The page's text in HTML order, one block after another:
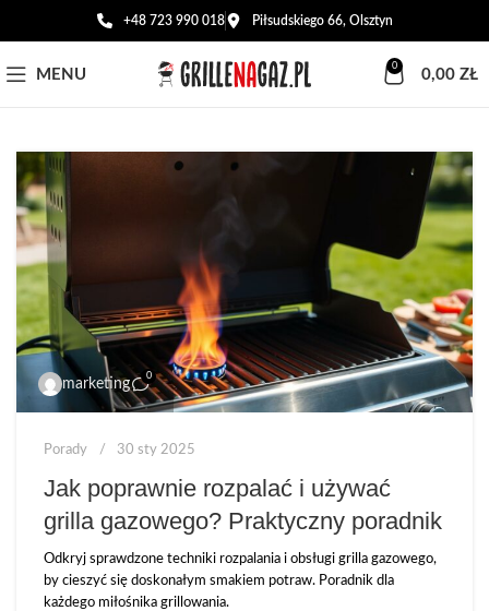
+48 723 990 018 Piłsudskiego 66, Olsztyn
MENU 0 0,00 ZŁ
marketing
0
Porady 30 sty 2025
Jak poprawnie rozpalać i używać
grilla gazowego? Praktyczny poradnik
Odkryj sprawdzone techniki rozpalania i obsługi grilla gazowego,
by cieszyć się doskonałym smakiem potraw. Poradnik dla
każdego miłośnika grillowania.